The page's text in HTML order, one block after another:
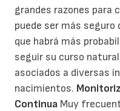
grandes razones para
puede ser más
que habrá más
seguir su curso
asociados a diversas
nacimientos.
Continua Muy